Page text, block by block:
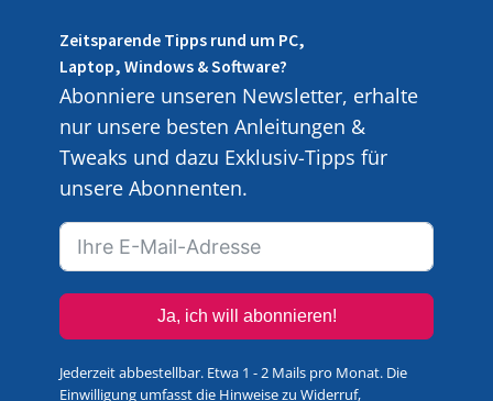
Zeitsparende Tipps rund um PC,
Laptop, Windows & Software?
Abonniere unseren Newsletter, erhalte
nur unsere besten Anleitungen &
Tweaks und dazu Exklusiv-Tipps für
unsere Abonnenten.
Ja, ich will abonnieren!
Jederzeit abbestellbar. Etwa 1 - 2 Mails pro Monat. Die
Einwilligung umfasst die Hinweise zu Widerruf,